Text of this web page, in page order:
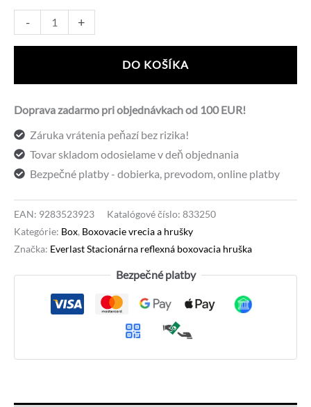
159,90 €.
-
množstvo
Everlast
hruška
+
DO KOŠÍKA
Doprava zadarmo pri objednávkach od 100 EUR!
Záruka vrátenia peňazí bez rizika!
Tovar skladom odosielame v deň objednania
Bezpečné platby - dobierka, prevodom, online platby
EAN: 9283523923 Katalógové číslo: 833250
Kategórie: Box, Boxovacie vrecia a hrušky
Značka: Everlast Stacionárna reflexná boxovacia hruška
Bezpečné platby